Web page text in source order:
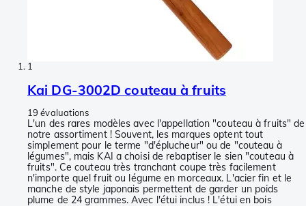
1
Kai DG-3002D couteau à fruits
19 évaluations
L'un des rares modèles avec l'appellation "couteau à fruits" de
notre assortiment ! Souvent, les marques optent tout
simplement pour le terme "d'éplucheur" ou de "couteau à
légumes", mais KAI a choisi de rebaptiser le sien "couteau à
fruits". Ce couteau très tranchant coupe très facilement
n'importe quel fruit ou légume en morceaux. L'acier fin et le
manche de style japonais permettent de garder un poids
plume de 24 grammes. Avec l'étui inclus ! L'étui en bois